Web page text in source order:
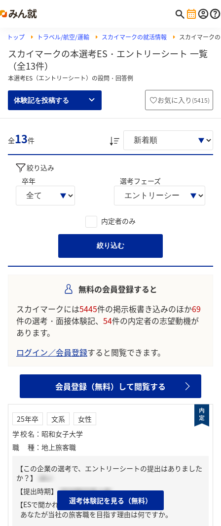
トップ トラベル/航空/運輸 スカイマークの就活情報 スカイマーク
スカイマークの本選考ES・エントリーシート 一覧
（全13件）
本選考ES（エントリーシート）の設問・回答例
体験記を投稿する お気に入り (5415)
全13件
絞り込み
卒年
選考フェーズ
内定者のみ
絞り込む
無料の会員登録すると
スカイマークには5445件の掲示板書き込みのほか69
件の選考・面接体験記、 54件の内定者の志望動機が
あります。
ログイン／会員登録すると閲覧できます。
会員登録（無料）して閲覧する
25年卒 文系
女性
学校名 ： 昭和女子大学
職種 ： 地上旅客職
【この企業の選考で、エントリーシートの提出はありました
か？】
はい
【提出時期】 2024年03月上旬
【ESで聞かれた質問】
あなたが当社の旅客職を目指す理由は何ですか。
選考体験記を見る（無料）